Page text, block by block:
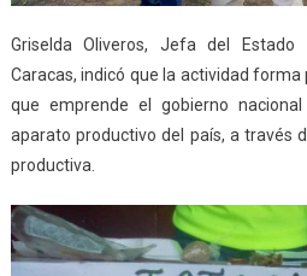
Griselda Oliveros, Jefa del
Caracas, indicó que la actividad
que emprende el gobierno
aparato productivo del país, a través
productiva.